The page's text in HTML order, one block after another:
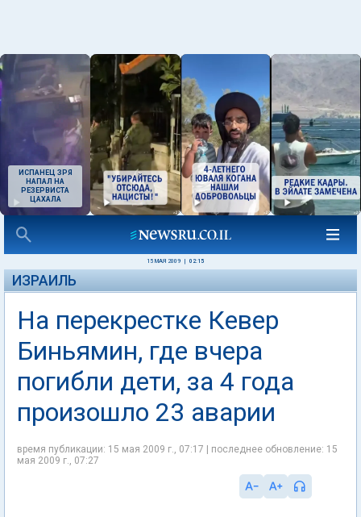
ИСПАНЕЦ ЗРЯ
НАПАЛ НА
РЕЗЕРВИСТА
ЦАХАЛА
15 МАЯ 2009 02:15
ИЗРАИЛЬ
На перекрестке Кевер
Биньямин, где вчера
погибли дети, за 4 года
произошло 23 аварии
время публикации: 15 мая 2009 г., 07:17 | последнее обновление: 15
мая 2009 г., 07:27